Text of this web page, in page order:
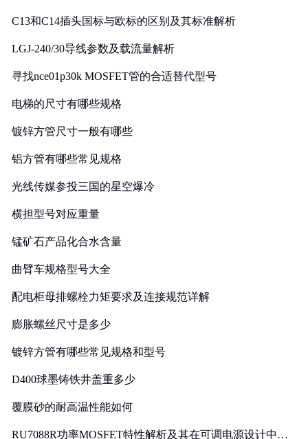
C13和C14插头国标与欧标的区别及其标准解析
LGJ-240/30导线参数及载流量解析
寻找nce01p30k MOSFET管的合适替代型号
电梯的尺寸有哪些规格
镀锌方管尺寸一般有哪些
铝方管有哪些常见规格
光线传媒参投三国的星空爆冷
横担型号对应重量
锰矿石产品化合水含量
曲臂车规格型号大全
配电柜母排螺栓力矩要求及连接规范详解
膨胀螺丝尺寸是多少
镀锌方管有哪些常见规格和型号
D400球墨铸铁井盖重多少
覆膜砂的耐高温性能如何
RU7088R功率MOSFET特性解析及其在可调电源设计中的